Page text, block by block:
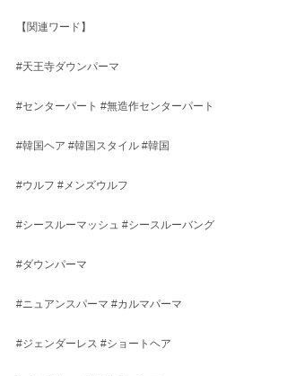
【関連ワード】
#天王寺ダウンパーマ
#センターパート #無造作センターパート
#韓国ヘア #韓国スタイル #韓国
#ウルフ #メンズウルフ
#シースルーマッシュ #シースルーバング
#ダウンパーマ
#ニュアンスパーマ #カルマパーマ
#ジェンダーレス #ショートヘア